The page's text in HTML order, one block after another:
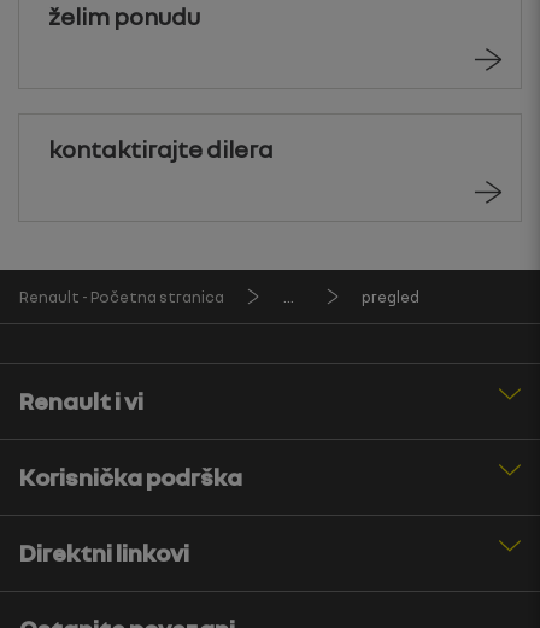
želim ponudu
kontaktirajte dilera